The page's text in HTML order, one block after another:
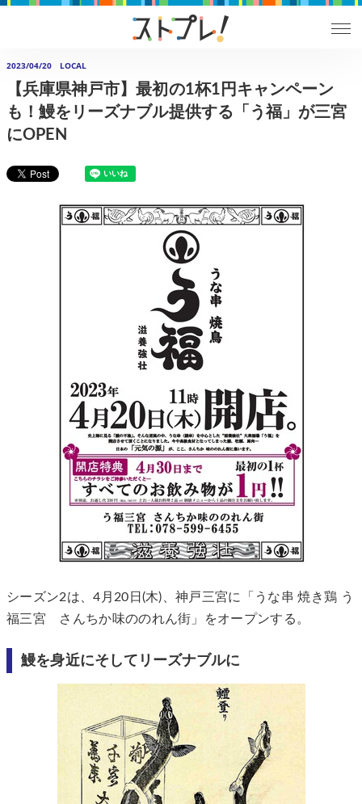
2023/04/20 LOCAL
【兵庫県神戸市】最初の1杯1円キャンペーン
も！鰻をリーズナブル提供する「う福」が三宮
にOPEN
シーズン2は、4月20日(木)、神戸三宮に「うな串 焼き鶏 う
福三宮 さんちか味ののれん街」をオープンする。
鰻を身近にそしてリーズナブルに